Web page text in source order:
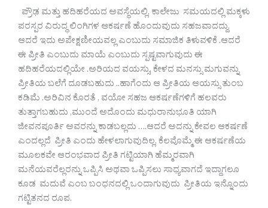
ಪ್ರೌಢ ಮತ್ತು ಹದಿಹರೆಯದ ಅವಸ್ಥೆಯಲ್ಲಿ, ಕಾಲೇಜು ಸಮಯದಲ್ಲಿ ಮಕ್ಕಳು
ಪರಸ್ಪರ ವಿರುದ್ಧ ಲಿಂಗಿಗಳ ಆಕರ್ಷಣೆ ಹೊಂದುವುದು ಸಹಜವಾದದ್ದು.
ಆದರೆ ಇದು ಅಪೇಕ್ಷಣೀಯವಲ್ಲ ಎಂಬುದು ಸಮಾಜಿಕ ತಿಳುವಳಿಕೆ .ಆದರೆ
ಈ ಪ್ರೀತಿ ಎಂಬುದು ಮಾಯೆ ಎಂಬುದು ಸ್ಪಷ್ಟವಾಗುವುದು ಈ
ಹದಿಹರೆಯದಲ್ಲಿಯೇ .ಅರಿಯದ ವಯಸ್ಸು, ಕೇಳದ ಮನಸ್ಸು ಮಗುವನ್ನು
ಪ್ರೀತಿಯ ಬಲೆಗೆ ದೂಡಬಹುದು ..ಹಾಗೆಂದು ಆ ಪ್ರೀತಿಯ ಆಯಸ್ಸು ತುಂಬ
ಕಡಿಮೆ .ಅರಿವಿನ ಕೊರತೆ , ವಯೋ ಸಹಜ ಆಕರ್ಷಣೆಗಳಿಗೆ ಹಲವರು
ತುತ್ತಾಗಬಹುದು ,ಮುಂದೆ ಅದೊಂದು ಮಧುರಾನುಭೂತಿ ಯಾಗಿ
ಜೀವನಪೂರ್ತಿ ಅವರನ್ನು ಕಾಡಬಲ್ಲದು ….ಆದರೆ ಅದನ್ನು ಕೇವಲ ಆಕರ್ಷಣೆ
ಎಂದಲ್ಲದೆ ಪ್ರೀತಿ ಎಂದು ಹೇಳಲಾಗುವುದಿಲ್ಲ. ಕೆಲವೊಮ್ಮೆ ಈ ಆಕರ್ಷಣೆಯ
ಮೂಲಕವೇ ಆರಂಭವಾದ ಪ್ರೀತಿ ಗಟ್ಟಿಯಾಗಿ ಹೆಮ್ಮರವಾಗಿ
ಮನೆಯವರೆಲ್ಲರನ್ನು ಒಪ್ಪಿಸಿ ಅಥವಾ ಒಪ್ಪಿಸಲು ಸಾಧ್ಯವಾಗದೆ ಇದ್ದಾಗಲೂ
ಕೂಡ ಮದುವೆ ಎಂಬ ಬಂಧನದಲ್ಲಿ ಒಂದಾಗುವುದು ಪ್ರೀತಿಯ ಇನ್ನೊಂದು
ಗಟ್ಟಿತನದ ರೂಪ.